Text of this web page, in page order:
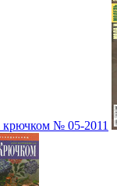
№ 05-2011